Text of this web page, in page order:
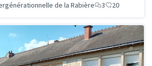
de la Rabière
3 20